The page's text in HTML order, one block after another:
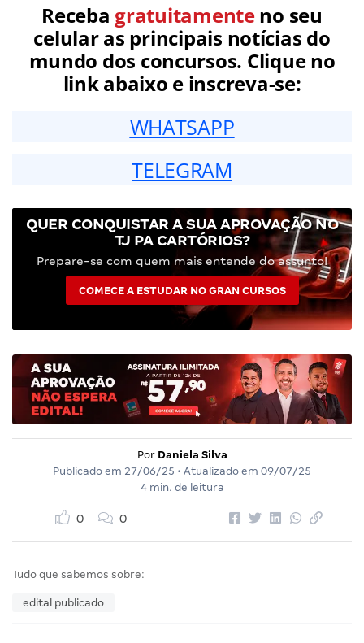
Receba gratuitamenteno seu
celular as principais notícias do
mundo dos concursos. Clique no
link abaixo e inscreva-se:
WHATSAPP
TELEGRAM
QUER CONQUISTAR A SUA APROVAÇÃO NO
TJ PA CARTÓRIOS?
Prepare-se com quem mais entende do assunto!
COMECE A ESTUDAR NO GRAN CURSOS
Por Daniela Silva
Publicado em 27/06/25 • Atualizado em 09/07/25
4 min. de leitura
0 0
Tudo que sabemos sobre:
edital publicado